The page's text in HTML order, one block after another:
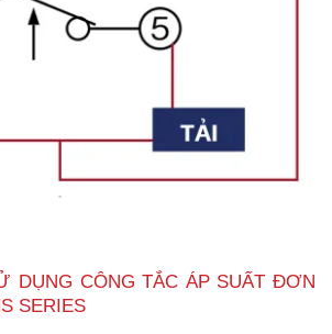
DỤNG CÔNG TẮC ÁP SUẤT ĐƠN
SERIES